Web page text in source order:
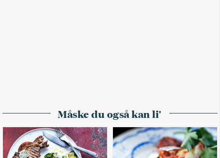
Måske du også kan li'